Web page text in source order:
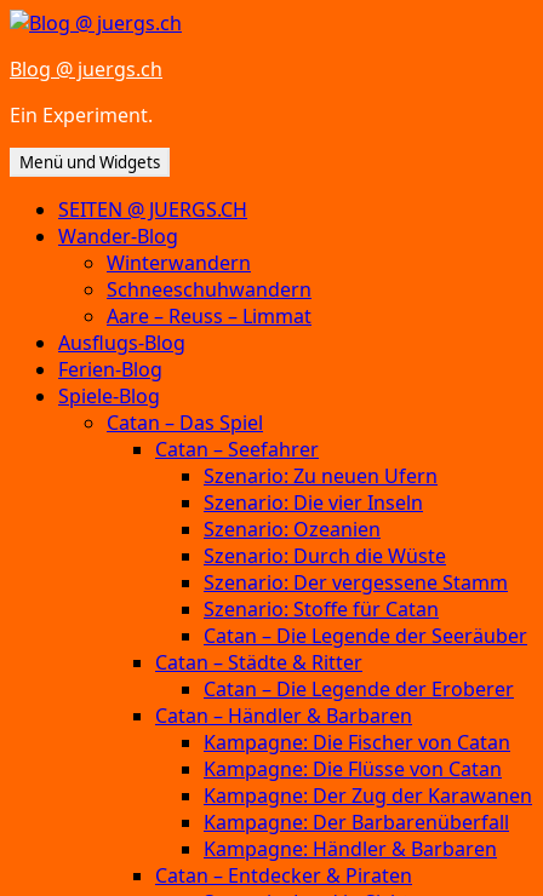
Zum
springen
Blog @ juergs.ch
Ein Experiment.
Menü und Widgets
SEITEN @ JUERGS.CH
Wander-Blog
Winterwandern
Schneeschuhwandern
Aare – Reuss – Limmat
Ausflugs-Blog
Ferien-Blog
Spiele-Blog
Catan – Das Spiel
Catan – Seefahrer
Szenario: Zu neuen Ufern
Szenario: Die vier Inseln
Szenario: Ozeanien
Szenario: Durch die Wüste
Szenario: Der vergessene Stamm
Szenario: Stoffe für Catan
Catan – Die Legende der Seeräuber
Catan – Städte & Ritter
Catan – Die Legende der Eroberer
Catan – Händler & Barbaren
Kampagne: Die Fischer von Catan
Kampagne: Die Flüsse von Catan
Kampagne: Der Zug der Karawanen
Kampagne: Der Barbarenüberfall
Kampagne: Händler & Barbaren
Catan – Entdecker & Piraten